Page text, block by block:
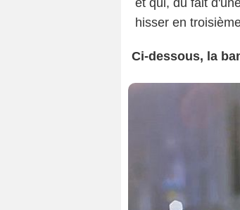
et qui, du fait
hisser en
Ci-dessous, la